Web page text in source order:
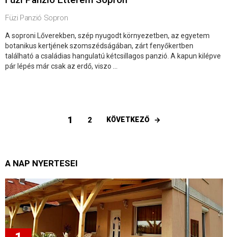
Füzi Panzió Sopron
A soproni Lőverekben, szép nyugodt környezetben, az egyetem
botanikus kertjének szomszédságában, zárt fenyőkertben
található a családias hangulatú kétcsillagos panzió. A kapun kilépve
pár lépés már csak az erdő, viszo ...
1 2 KÖVETKEZŐ
A NAP NYERTESEI